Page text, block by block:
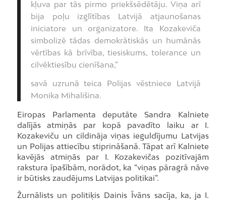
kļuva par tās pirmo priekšsēdētāju. Viņa arī
bija poļu izglītības Latvijā atjaunošanas
iniciatore un organizatore. Ita Kozakeviča
simbolizē tādas demokrātiskās un humānās
vērtības kā brīvība, tiesiskums, tolerance un
cilvēktiesību cienīšana,”
savā uzrunā teica Polijas vēstniece Latvijā
Monika Mihališina.
Eiropas Parlamenta deputāte Sandra Kalniete
dalījās atmiņās par kopā pavadīto laiku ar I.
Kozakeviču un cildināja viņas ieguldījumu Latvijas
un Polijas attiecību stiprināšanā. Tāpat arī Kalniete
kavējās atmiņās par I. Kozakevičas pozitīvajām
rakstura īpašībām, norādot, ka “viņas pāragrā nāve
ir būtisks zaudējums Latvijas politikai”.
Žurnālists un politiķis Dainis Īvāns sacīja, ka, ja I.